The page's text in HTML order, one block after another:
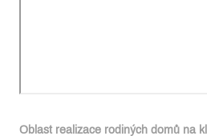
Oblast realizace rodiných domů na